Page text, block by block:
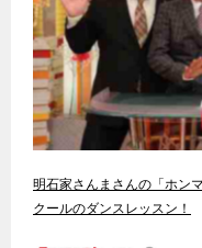
明石家さんまさんの「ホン
クールのダンスレッスン！